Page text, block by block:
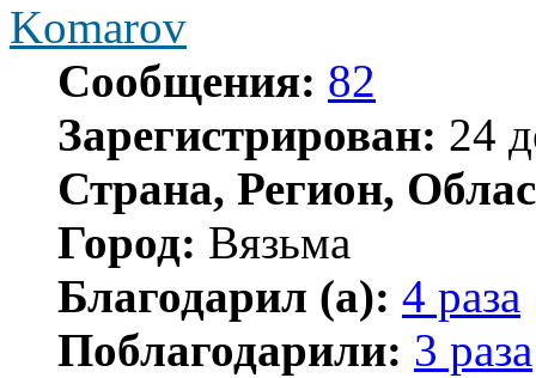
Komarov
Сообщения: 82
Зарегистрирован: 24
Страна, Регион,
Город: Вязьма
Благодарил (а): 4 раза
Поблагодарили: 3 раза